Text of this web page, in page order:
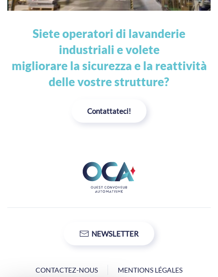
Siete operatori di lavanderie
industriali e volete
migliorare la sicurezza e la reattività
delle vostre strutture?
Contattateci!
NEWSLETTER
CONTACTEZ-NOUS MENTIONS LÉGALES